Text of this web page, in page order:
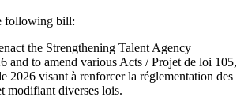
following bill:
the Strengthening Talent Agency
and to amend various Acts / Projet de loi 105,
2026 visant à renforcer la réglementation des
modifiant diverses lois.